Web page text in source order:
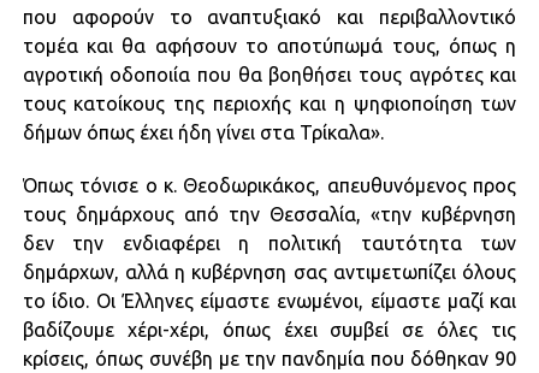
που αφορούν το αναπτυξιακό και περιβαλλοντικό
τομέα και θα αφήσουν το αποτύπωμά τους, όπως η
αγροτική οδοποιία που θα βοηθήσει τους αγρότες και
τους κατοίκους της περιοχής και η ψηφιοποίηση των
δήμων όπως έχει ήδη γίνει στα Τρίκαλα».
Όπως τόνισε ο κ. Θεοδωρικάκος, απευθυνόμενος προς
τους δημάρχους από την Θεσσαλία, «την κυβέρνηση
δεν την ενδιαφέρει η πολιτική ταυτότητα των
δημάρχων, αλλά η κυβέρνηση σας αντιμετωπίζει όλους
το ίδιο. Οι Έλληνες είμαστε ενωμένοι, είμαστε μαζί και
βαδίζουμε χέρι-χέρι, όπως έχει συμβεί σε όλες τις
κρίσεις, όπως συνέβη με την πανδημία που δόθηκαν 90